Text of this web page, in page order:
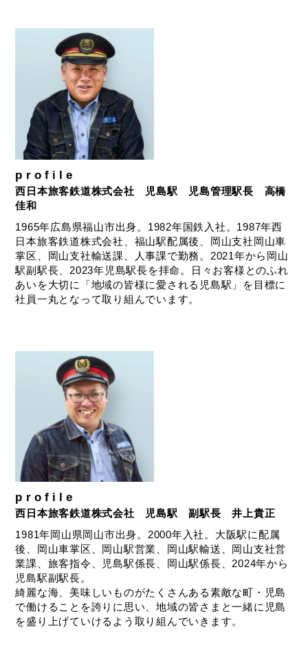
profile
西日本旅客鉄道株式会社 児島駅 児島管理駅長 高橋
佳和
1965年広島県福山市出身。1982年国鉄入社。1987年西
日本旅客鉄道株式会社、福山駅配属後、岡山支社岡山車
掌区、岡山支社輸送課、人事課で勤務。2021年から岡山
駅副駅長、2023年児島駅長を拝命。日々お客様とのふれ
あいを大切に「地域の皆様に愛される児島駅」を目標に
社員一丸となって取り組んでいます。
profile
西日本旅客鉄道株式会社 児島駅 副駅長 井上貴正
1981年岡山県岡山市出身。2000年入社。大阪駅に配属
後、岡山車掌区、岡山駅営業、岡山駅輸送、岡山支社営
業課、旅客指令、児島駅係長、岡山駅係長、2024年から
児島駅副駅長。
綺麗な海、美味しいものがたくさんある素敵な町・児島
で働けることを誇りに思い、地域の皆さまと一緒に児島
を盛り上げていけるよう取り組んでいきます。